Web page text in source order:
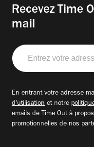
Recevez Time
mail
Entrez
votre
adresse
En entrant votre adresse
d'utilisation et notre
emails de Time Out à
promotionnelles de nos